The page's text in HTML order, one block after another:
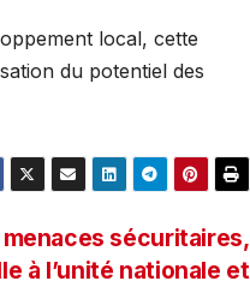
local, cette
du potentiel des
menaces sécuritaires,
à l’unité nationale et